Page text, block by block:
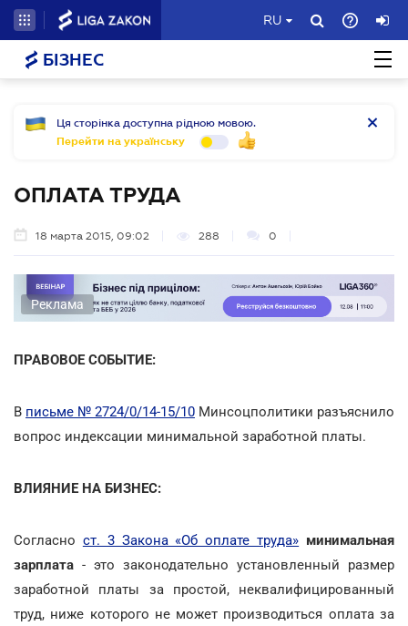
RU
БІЗНЕС
Ця сторінка доступна рідною мовою.
Перейти на українську
ОПЛАТА ТРУДА
18 марта 2015, 09:02 288 0
Реклама
ПРАВОВОЕ СОБЫТИЕ:
В письме № 2724/0/14-15/10 Минсоцполитики разъяснило
вопрос индексации минимальной заработной платы.
ВЛИЯНИЕ НА БИЗНЕС:
Согласно ст. 3 Закона «Об оплате труда» минимальная
зарплата - это законодательно установленный размер
заработной платы за простой, неквалифицированный
труд, ниже которого не может производиться оплата за